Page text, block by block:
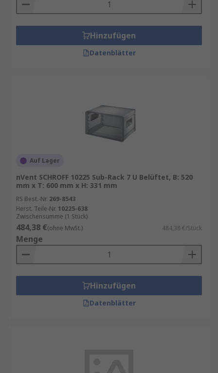
Hinzufügen
Datenblätter
Auf Lager
nVent SCHROFF 10225 Sub-Rack 7 U Belüftet, B: 520
mm x T: 600 mm x H: 331 mm
RS Best.-Nr. 269-8543
Herst. Teile-Nr. 10225-638
Zwischensumme (1 Stück)
484,38 €(ohne MwSt.) 484,38 €/Stück
Menge
Hinzufügen
Datenblätter